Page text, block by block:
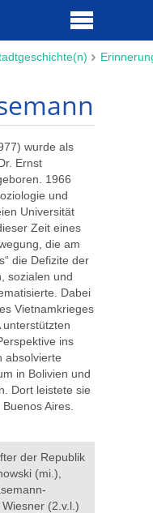
wurde als
Ernst
1966
und
Universität
Zeit eines
die am
die Defizite der
sozialen und
Dabei
Vietnamkrieges
unterstützten
ins
absolvierte
in Bolivien und
Dort leistete sie
Aires.
der Republik
(mi.),
(2.v.l.)